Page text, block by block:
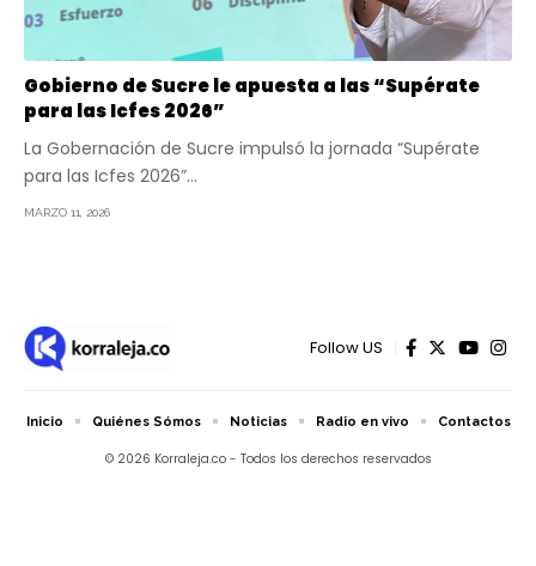
Gobierno de Sucre le apuesta a las “Supérate
para las Icfes 2026”
La Gobernación de Sucre impulsó la jornada “Supérate
para las Icfes 2026”…
MARZO 11, 2026
Follow US
© 2026 Korraleja.co - Todos los derechos reservados
Inicio Quiénes Sómos Noticias Radio en vivo Contactos